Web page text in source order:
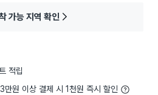
가능 지역 확인
적립
만원 이상 결제 시 1천원 즉시 할인